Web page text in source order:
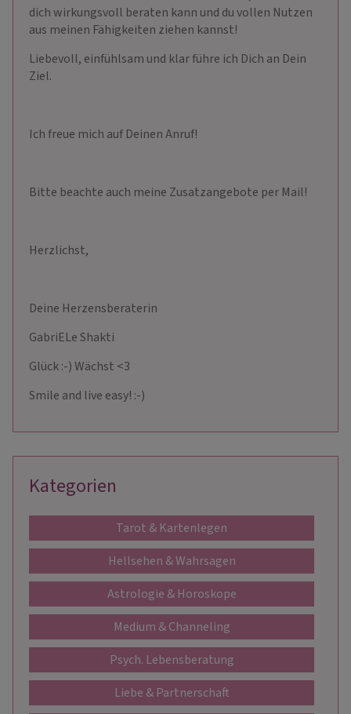
dich wirkungsvoll beraten kann und du vollen Nutzen
aus meinen Fähigkeiten ziehen kannst!
Liebevoll, einfühlsam und klar führe ich Dich an Dein
Ziel.
Ich freue mich auf Deinen Anruf!
Bitte beachte auch meine Zusatzangebote per Mail!
Herzlichst,
Deine Herzensberaterin
GabriELe Shakti
Glück :-) Wächst <3
Smile and live easy! :-)
Kategorien
Tarot & Kartenlegen
Hellsehen & Wahrsagen
Astrologie & Horoskope
Medium & Channeling
Psych. Lebensberatung
Liebe & Partnerschaft